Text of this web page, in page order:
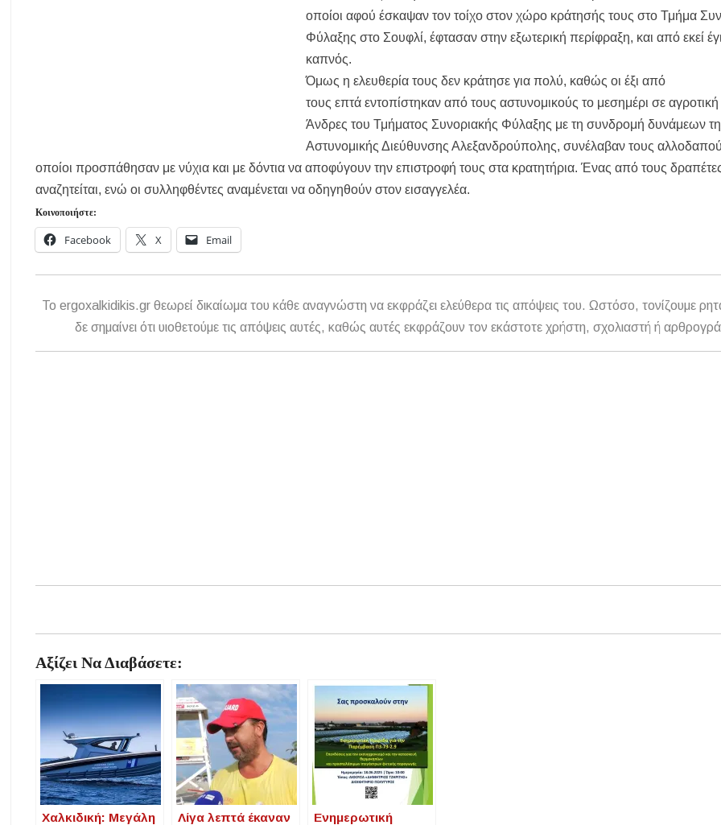
Μουσική Εκδήλωση της Φιλαρμονικής Μεγάλης Παναγίας
Πτώση στις τιμές των καυσίμων: Κάτω από τα 2 ευρώ η αμόλυβδη μέσα στην εβδομάδα
ΔΥΠΑ: Νέες 8.000 θέσεις εργασίας για ανέργους ηλικίας 55 έως 67 ετών – Στους 43.000 οι συνολικοί ωφελούμενοι
Δεκαπενταύγουστος 2026 στη Μεγάλη Παναγία Χαλκιδικής – Το πρόγραμμα των ιερών ακολουθιών
Η Φωτεινή Βελεσιώτου έρχεται στην Ουρανούπολη για μια μοναδική συναυλία στον Πύργο
οποίοι αφού έσκαψαν τον τοίχο στον χώρο κράτησής τους στο Τμήμα
Φύλαξης στο Σουφλί, έφτασαν στην εξωτερική περίφραξη, και από εκεί
καπνός.
Όμως η ελευθερία τους δεν κράτησε για πολύ, καθώς οι έξι από
τους επτά εντοπίστηκαν από τους αστυνομικούς το μεσημέρι σε
Άνδρες του Τμήματος Συνοριακής Φύλαξης με τη συνδρομή δυνάμεων
Αστυνομικής Διεύθυνσης Αλεξανδρούπολης, συνέλαβαν τους
οποίοι προσπάθησαν με νύχια και με δόντια να αποφύγουν την επιστροφή τους στα κρατητήρια. Ένας από τους
αναζητείται, ενώ οι συλληφθέντες αναμένεται να οδηγηθούν στον εισαγγελέα.
Κοινοποιήστε:
Facebook X Email
To ergoxalkidikis.gr θεωρεί δικαίωμα του κάθε αναγνώστη να εκφράζει ελεύθερα τις απόψεις του. Ωστόσο, τονίζουμε
δε σημαίνει ότι υιοθετούμε τις απόψεις αυτές, καθώς αυτές εκφράζουν τον εκάστοτε χρήστη, σχολιαστή ή
Αξίζει Να Διαβάσετε:
Χαλκιδική: Μεγάλη
Λίγα λεπτά έκαναν
Ενημερωτική